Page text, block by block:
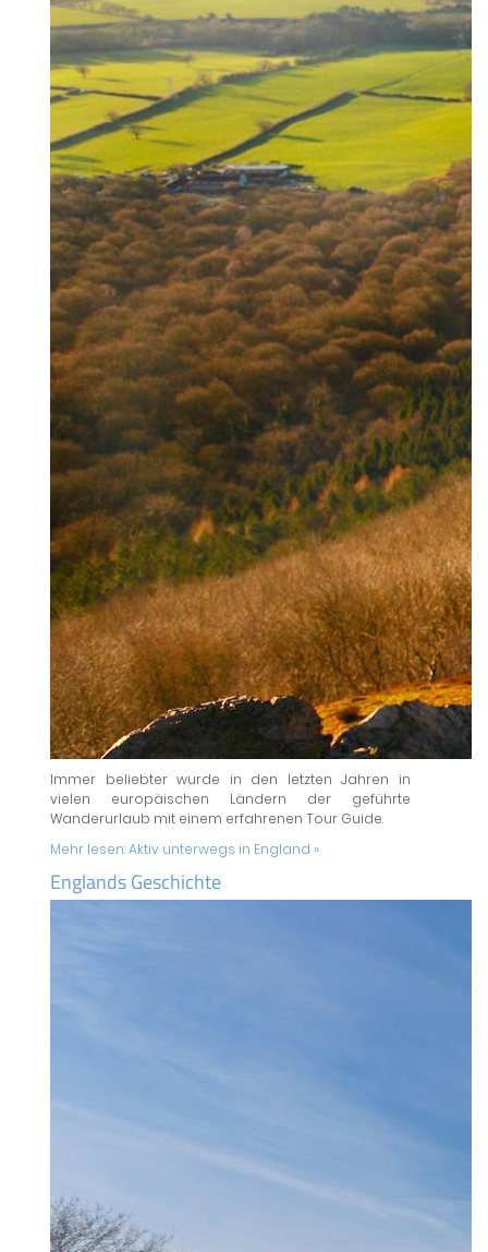
Immer beliebter wurde in den letzten Jahren in
vielen europäischen Ländern der geführte
Wanderurlaub mit einem erfahrenen Tour Guide.
Mehr lesen:Aktiv unterwegs in England »
Englands Geschichte